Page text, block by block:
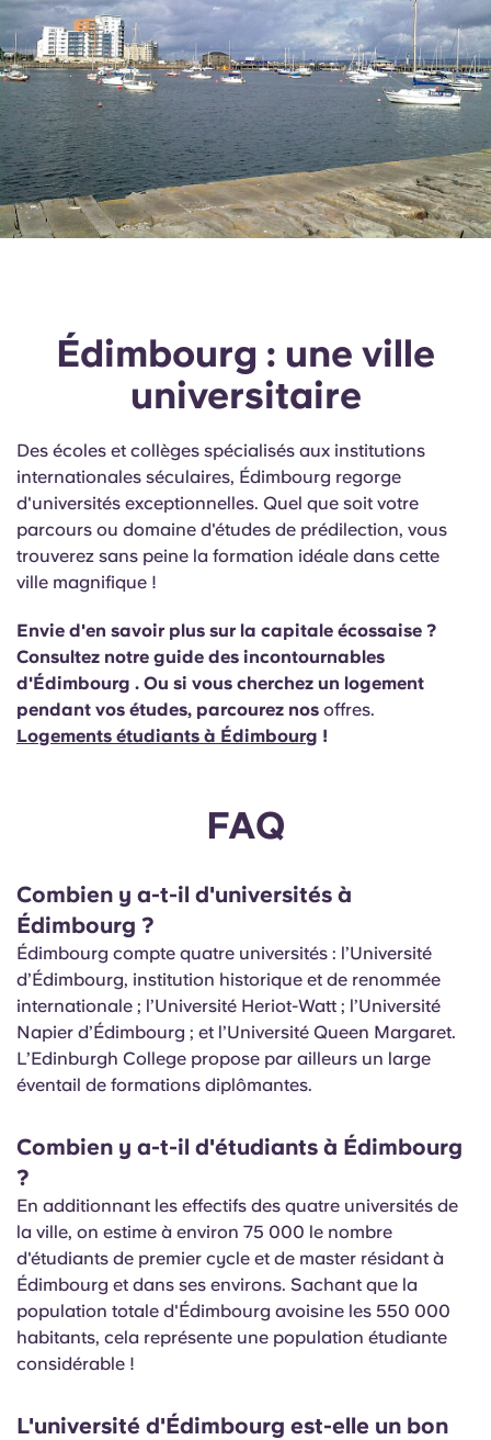
Édimbourg : une ville
universitaire
Des écoles et collèges spécialisés aux institutions
internationales séculaires, Édimbourg regorge
d'universités exceptionnelles. Quel que soit votre
parcours ou domaine d'études de prédilection, vous
trouverez sans peine la formation idéale dans cette
ville magnifique !
Envie d'en savoir plus sur la capitale écossaise ?
Consultez notre guide des incontournables
d'Édimbourg . Ou si vous cherchez un logement
pendant vos études, parcourez nos offres.
Logements étudiants à Édimbourg !
FAQ
Combien y a-t-il d'universités à
Édimbourg ?
Édimbourg compte quatre universités : l’Université
d’Édimbourg, institution historique et de renommée
internationale ; l’Université Heriot-Watt ; l’Université
Napier d’Édimbourg ; et l’Université Queen Margaret.
L’Edinburgh College propose par ailleurs un large
éventail de formations diplômantes.
Combien y a-t-il d'étudiants à Édimbourg
?
En additionnant les effectifs des quatre universités de
la ville, on estime à environ 75 000 le nombre
d'étudiants de premier cycle et de master résidant à
Édimbourg et dans ses environs. Sachant que la
population totale d'Édimbourg avoisine les 550 000
habitants, cela représente une population étudiante
considérable !
L'université d'Édimbourg est-elle un bon